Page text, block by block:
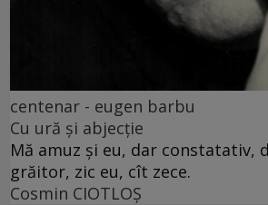
centenar - eugen barbu
Cu ură și abjecție
Mă amuz și eu, dar constatativ,
grăitor, zic eu, cît zece.
Cosmin CIOTLOŞ